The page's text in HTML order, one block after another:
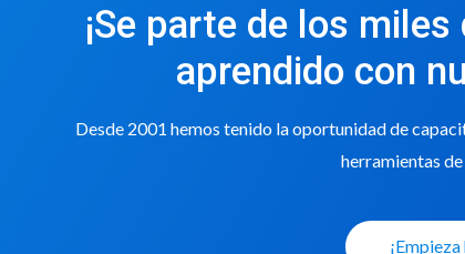
¡Se parte de los
aprendido con
Desde 2001 hemos tenido la oportunidad de
herramientas